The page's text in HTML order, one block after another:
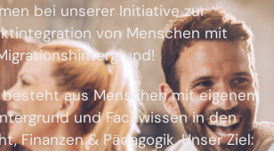
bei unserer Initiative zur
von Menschen mit
aus Menschen mit eigenem
und Fachwissen in den
Finanzen & Pädagogik. Unser Ziel: